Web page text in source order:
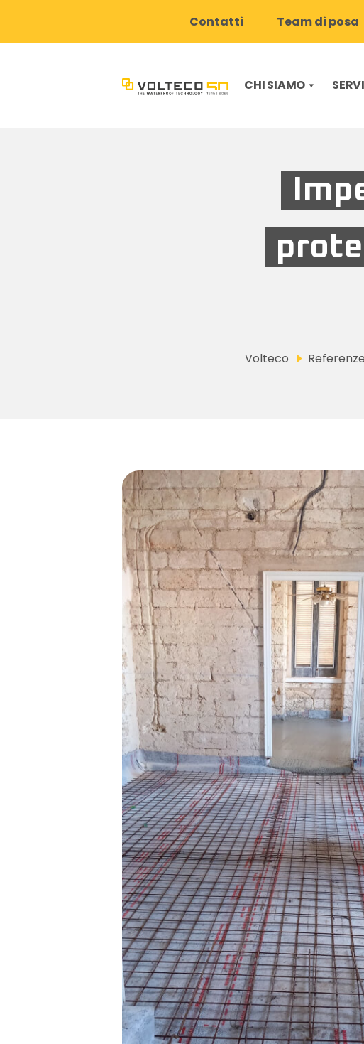
Contatti Team di posa
CHI SIAMO
Volteco Referenze